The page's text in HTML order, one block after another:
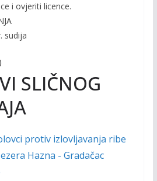
i ovjeriti licence.
sudija
SLIČNOG
protiv izlovljavanja ribe
Hazna - Gradačac